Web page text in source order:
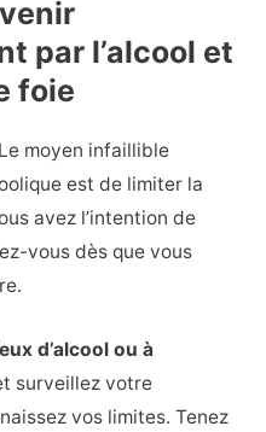
par l’alcool et
foie
Le moyen infaillible
est de limiter la
avez l’intention de
vous dès que vous
d’alcool ou à
surveillez votre
vos limites. Tenez